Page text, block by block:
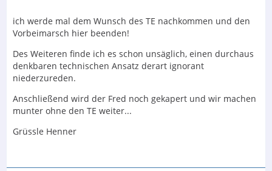
ich werde mal dem Wunsch des TE nachkommen und den
Vorbeimarsch hier beenden!
Des Weiteren finde ich es schon unsäglich, einen durchaus
denkbaren technischen Ansatz derart ignorant
niederzureden.
Anschließend wird der Fred noch gekapert und wir machen
munter ohne den TE weiter...
Grüssle Henner